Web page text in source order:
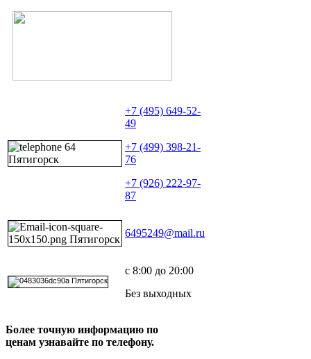
+7 (495) 649-52-
49
+7 (499) 398-21-
76
+7 (926) 222-97-
87
6495249@mail.ru
с 8:00 до 20:00
Без выходных
Более точную информацию по
ценам узнавайте по телефону.